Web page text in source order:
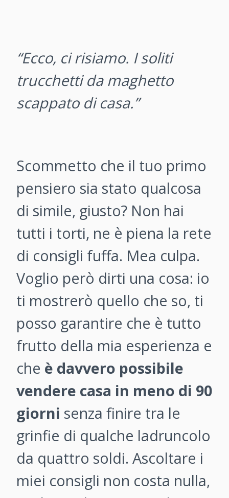
“Ecco, ci risiamo. I soliti
trucchetti da maghetto
scappato di casa.”
Scommetto che il tuo primo
pensiero sia stato qualcosa
di simile, giusto? Non hai
tutti i torti, ne è piena la rete
di consigli fuffa. Mea culpa.
Voglio però dirti una cosa: io
ti mostrerò quello che so, ti
posso garantire che è tutto
frutto della mia esperienza e
che è davvero possibile
vendere casa in meno di 90
giorni senza finire tra le
grinfie di qualche ladruncolo
da quattro soldi. Ascoltare i
miei consigli non costa nulla,